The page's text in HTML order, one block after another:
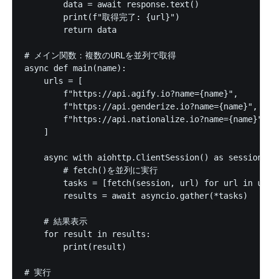
        data = await response.text()
        print(f"取得完了: {url}")
        return data
# メイン関数：複数のURLを並列で取得
async def main(name):
    urls = [
        f"https://api.agify.io?name={name}",
        f"https://api.genderize.io?name={name}",
        f"https://api.nationalize.io?name={name}"
    ]
    async with aiohttp.ClientSession() as session:
        # fetch()を並列に実行
tasks = [fetch(session, url) for url in
        results = await asyncio.gather(*tasks)
    # 結果表示
    for result in results:
        print(result)
# 実行